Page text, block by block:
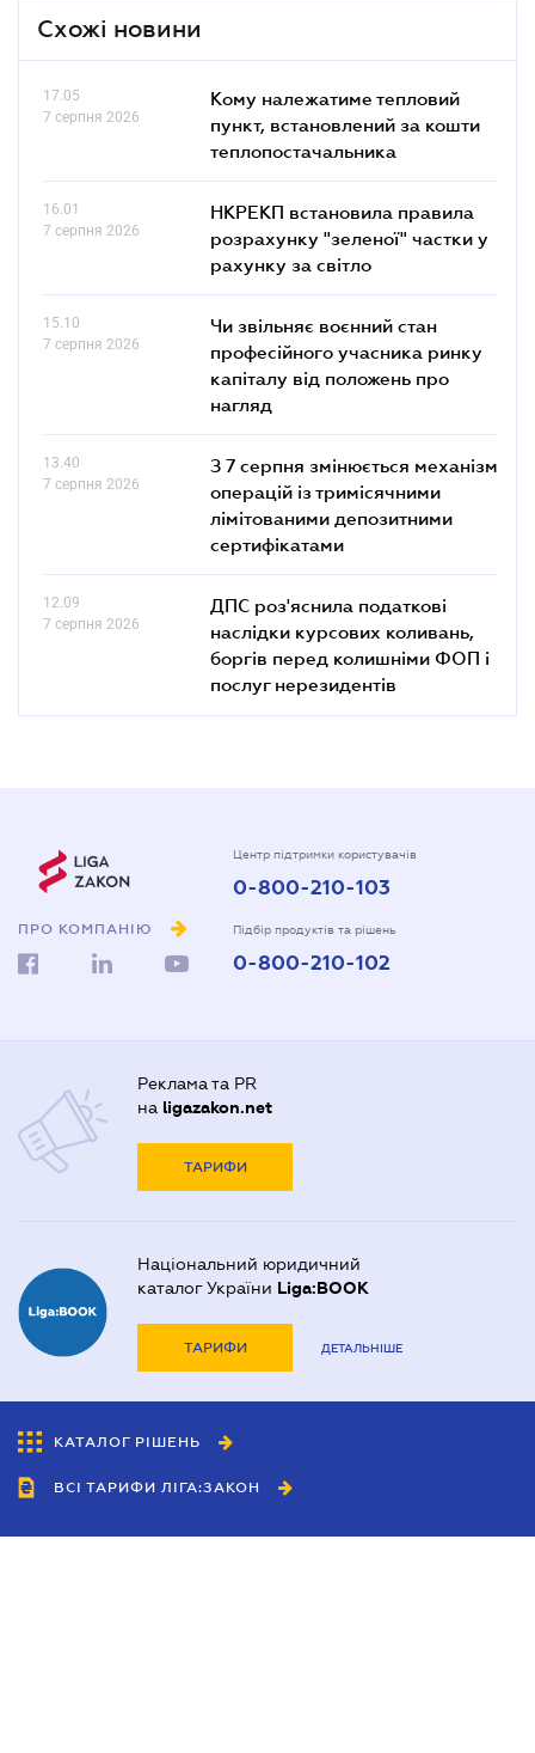
Схожі новини
17.05
7 серпня 2026
Кому належатиме тепловий
пункт, встановлений за кошти
теплопостачальника
16.01
7 серпня 2026
НКРЕКП встановила правила
розрахунку "зеленої" частки у
рахунку за світло
15.10
7 серпня 2026
Чи звільняє воєнний стан
професійного учасника ринку
капіталу від положень про
нагляд
13.40
7 серпня 2026
З 7 серпня змінюється механізм
операцій із тримісячними
лімітованими депозитними
сертифікатами
12.09
7 серпня 2026
ДПС роз'яснила податкові
наслідки курсових коливань,
боргів перед колишніми ФОП і
послуг нерезидентів
ПРО КОМПАНІЮ
Центр підтримки користувачів
0-800-210-103
Підбір продуктів та рішень
0-800-210-102
Реклама та PR
на ligazakon.net
ТАРИФИ
Національний юридичний
каталог України Liga:BOOK
ТАРИФИ ДЕТАЛЬНІШЕ
КАТАЛОГ РІШЕНЬ
ВСІ ТАРИФИ ЛІГА:ЗАКОН